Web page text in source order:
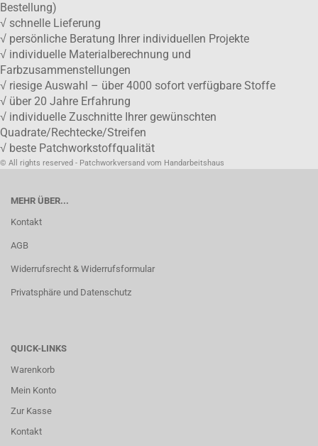
Bestellung)
√ schnelle Lieferung
√ persönliche Beratung Ihrer individuellen Projekte
√ individuelle Materialberechnung und
Farbzusammenstellungen
√ riesige Auswahl – über 4000 sofort verfügbare Stoffe
√ über 20 Jahre Erfahrung
√ individuelle Zuschnitte Ihrer gewünschten
Quadrate/Rechtecke/Streifen
√ beste Patchworkstoffqualität
© All rights reserved - Patchworkversand vom Handarbeitshaus
MEHR ÜBER...
Kontakt
AGB
Widerrufsrecht & Widerrufsformular
Privatsphäre und Datenschutz
QUICK-LINKS
Warenkorb
Mein Konto
Zur Kasse
Kontakt